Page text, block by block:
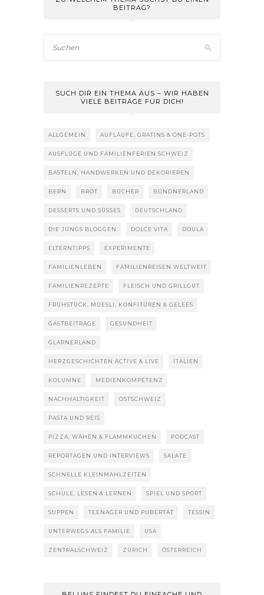
BEITRAG?
SUCH DIR EIN THEMA AUS – WIR HABEN
VIELE BEITRÄGE FÜR DICH!
ALLGEMEIN AUFLÄUFE, GRATINS & ONE-POTS
AUSFLÜGE UND FAMILIENFERIEN SCHWEIZ
BASTELN, HANDWERKEN UND DEKORIEREN
BERN BROT BÜCHER BÜNDNERLAND
DESSERTS UND SÜSSES DEUTSCHLAND
DIE JUNGS BLOGGEN DOLCE VITA DOULA
ELTERNTIPPS EXPERIMENTE
FAMILIENLEBEN FAMILIENREISEN WELTWEIT
FAMILIENREZEPTE FLEISCH UND GRILLGUT
FRÜHSTÜCK, MÜESLI, KONFITÜREN & GELEES
GASTBEITRÄGE GESUNDHEIT
GLARNERLAND
HERZGESCHICHTEN ACTIVE & LIVE ITALIEN
KOLUMNE MEDIENKOMPETENZ
NACHHALTIGKEIT OSTSCHWEIZ
PASTA UND REIS
PIZZA, WÄHEN & FLAMMKUCHEN PODCAST
REPORTAGEN UND INTERVIEWS SALATE
SCHNELLE KLEINMAHLZEITEN
SCHULE, LESEN & LERNEN SPIEL UND SPORT
SUPPEN TEENAGER UND PUBERTÄT TESSIN
UNTERWEGS ALS FAMILIE USA
ZENTRALSCHWEIZ ZÜRICH ÖSTERREICH